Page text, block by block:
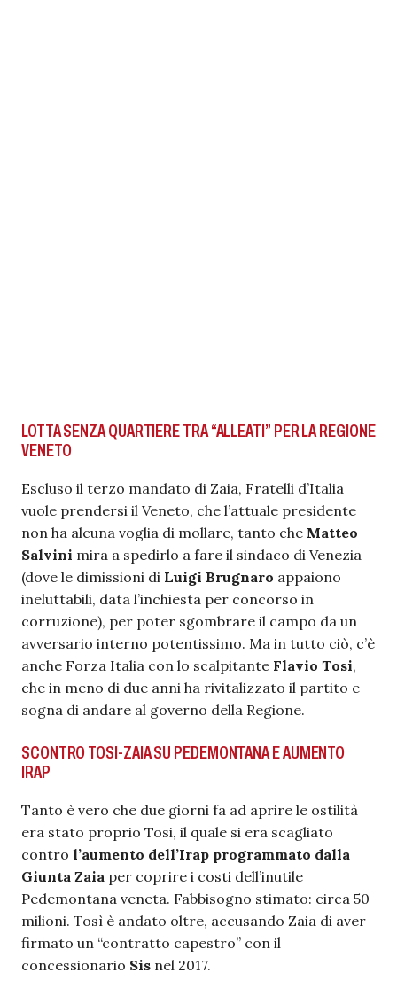
LOTTA SENZA QUARTIERE TRA “ALLEATI” PER LA REGIONE
VENETO
Escluso il terzo mandato di Zaia, Fratelli d’Italia
vuole prendersi il Veneto, che l’attuale presidente
non ha alcuna voglia di mollare, tanto che Matteo
Salvini mira a spedirlo a fare il sindaco di Venezia
(dove le dimissioni di Luigi Brugnaro appaiono
ineluttabili, data l’inchiesta per concorso in
corruzione), per poter sgombrare il campo da un
avversario interno potentissimo. Ma in tutto ciò, c’è
anche Forza Italia con lo scalpitante Flavio Tosi,
che in meno di due anni ha rivitalizzato il partito e
sogna di andare al governo della Regione.
SCONTRO TOSI-ZAIA SU PEDEMONTANA E AUMENTO
IRAP
Tanto è vero che due giorni fa ad aprire le ostilità
era stato proprio Tosi, il quale si era scagliato
contro l’aumento dell’Irap programmato dalla
Giunta Zaia per coprire i costi dell’inutile
Pedemontana veneta. Fabbisogno stimato: circa 50
milioni. Tosì è andato oltre, accusando Zaia di aver
firmato un “contratto capestro” con il
concessionario Sis nel 2017.